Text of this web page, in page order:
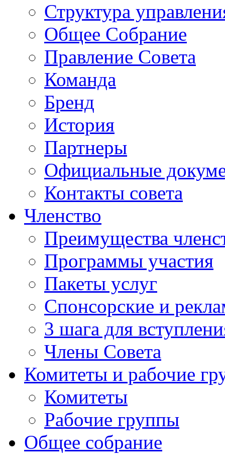
Структура
Общее Собрание
Правление Совета
Команда
Бренд
История
Партнеры
Официальные
Контакты совета
Членство
Преимущества
Программы участия
Пакеты услуг
Спонсорские и
3 шага для
Члены Совета
Комитеты и рабочие
Комитеты
Рабочие группы
Общее собрание